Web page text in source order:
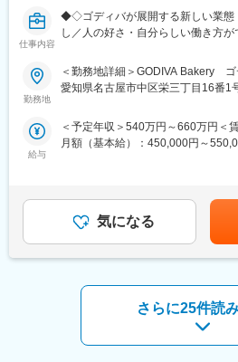
変更の範囲：会社の定める業務
工場内の１部署をまとめ、製造予定
原価計算、人員配置、受発注業務、
原価計算、人員配置、受発注業務、
工場での月次試算表を作成しなが
す
造。日常の食シーンを支える商材に
係長4名・主任3名体制で、穏やか
く社員も多く、相談しやすい環境で
仕事内容
◆◇ゴディバが展開する新しい業態
し／人の好さ・自分らしい働き方
■業務内容：
・パンの販売および接客全般
・生地作り、成形、焼き上げ
ださい。
■募集背景：
ゴディバが展開する新しい業態「
ゴディパンは「町のパン屋さん
に、日常の中でゴディバを楽しめ
本で愛されるパンにショコラティ
レートやカカオの魅力をパンを通
勤務地
＜勤務地詳細＞GODIVA Bakery ゴ
愛知県名古屋市中区栄三丁目16番1
面禁煙変更の範囲：会社の定める事
給与
＜予定年収＞540万円～660万円＜
月額（基本給）：450,000円～
であり、選考を通じて上下する可
定手当を含めた表記です。
気になる
さらに25件読